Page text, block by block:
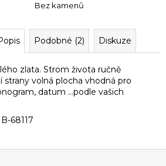
Bez kamenů
Podobné (2) Diskuze
zlata. Strom života ručně
strany volná plocha vhodná pro
datum ...podle vašich
68117